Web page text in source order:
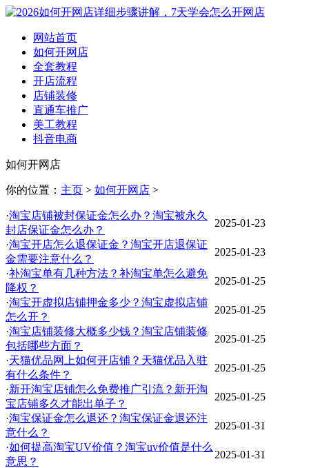
网站首页
如何开网店
全套教程
开店流程
店铺装修
直通车推广
美工教程
抖音电商
如何开网店
你的位置： 主页 > 如何开网店 >
·淘宝店铺被封保证金怎么办？淘宝被永久
封店保证金怎么办？
2025-01-23
·淘宝开店怎么退保证金？淘宝开店退保证
金需要注意什么？
2025-01-23
·补淘宝单有几种方法？补淘宝单怎么避免
降权？
2025-01-25
·淘宝开虚拟店铺押金多少？淘宝虚拟店铺
怎么开？
2025-01-25
·淘宝店铺装修大概多少钱？淘宝店铺装修
包括哪些方面？
2025-01-25
·天猫优品网上如何开店铺？天猫优品入驻
有什么条件？
2025-01-25
·新开淘宝店铺怎么免费推广引流？新开淘
宝店铺多久才能出单子？
2025-01-25
·淘宝保证金怎么退还？淘宝保证金退还注
意什么？
2025-01-31
·如何提高淘宝UV价值？淘宝uv价值是什么
意思？
2025-01-31